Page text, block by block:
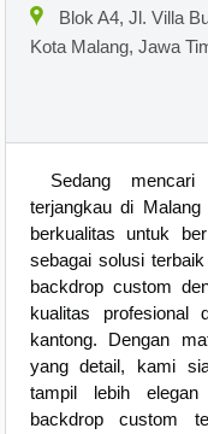
Blok A4, Jl. Villa
Kota Malang, Jawa
Sedang mencari
terjangkau di
berkualitas untuk
sebagai solusi
backdrop custom
kualitas profesional
kantong. Dengan
yang detail, kami
tampil lebih
backdrop custom